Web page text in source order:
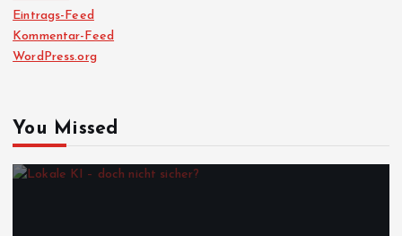
Eintrags-Feed
Kommentar-Feed
WordPress.org
You Missed